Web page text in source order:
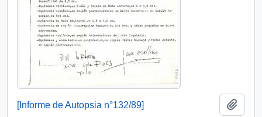
[Informe de Autopsia n°132/89]